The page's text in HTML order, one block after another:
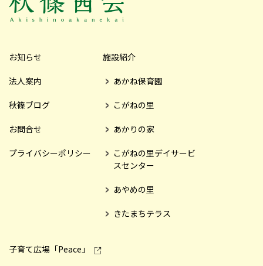
お知らせ
法人案内
秋篠ブログ
お問合せ
プライバシーポリシー
施設紹介
あかね保育園
こがねの里
あかりの家
こがねの里デイサービ
スセンター
あやめの里
きたまちテラス
子育て広場「Peace」